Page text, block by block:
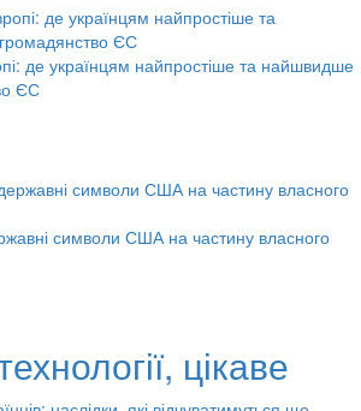
де українцям найпростіше та найшвидше
ЄС
символи США на частину власного
цікаве